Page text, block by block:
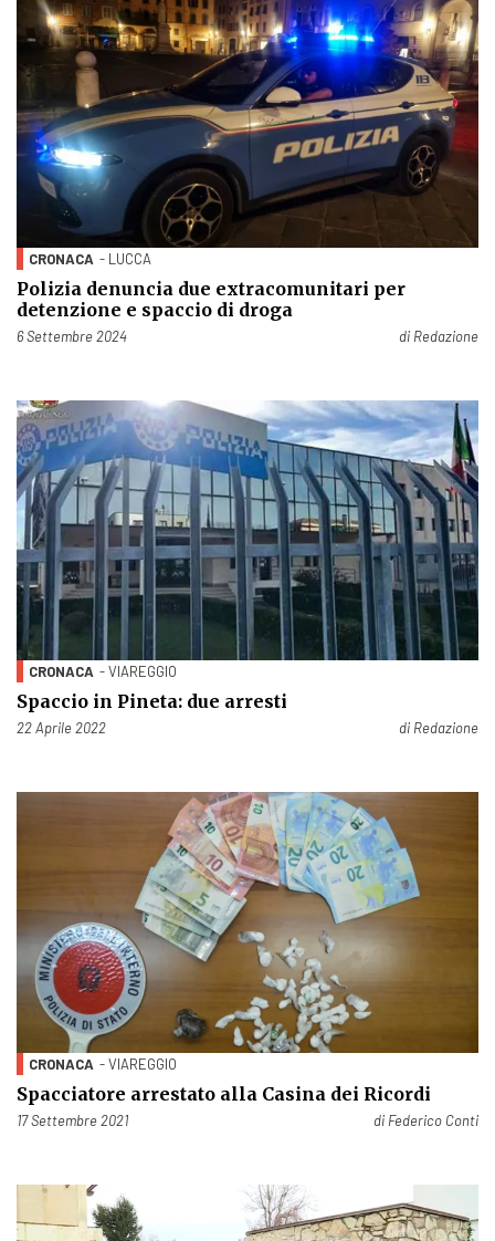
CRONACA - LUCCA
Polizia denuncia due extracomunitari per
detenzione e spaccio di droga
Pubblicato il
6 Settembre 2024 di Redazione
CRONACA - VIAREGGIO
Spaccio in Pineta: due arresti
Pubblicato il
22 Aprile 2022 di Redazione
CRONACA - VIAREGGIO
Spacciatore arrestato alla Casina dei Ricordi
Pubblicato il
17 Settembre 2021 di Federico Conti